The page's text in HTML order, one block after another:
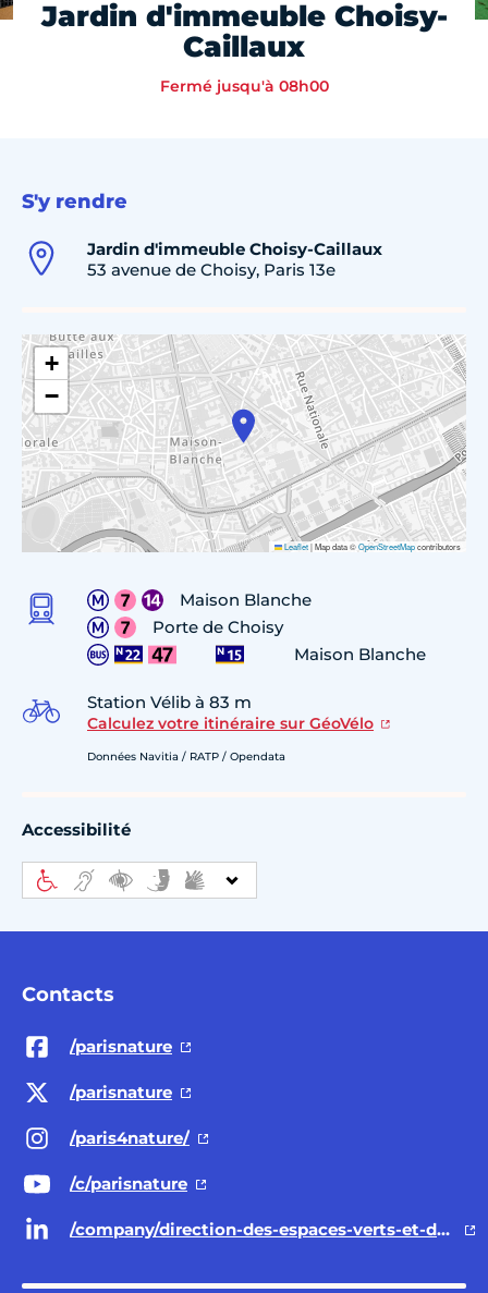
Jardin d'immeuble Choisy-
Caillaux
Fermé jusqu'à 08h00
S'y rendre
Jardin d'immeuble Choisy-Caillaux
53 avenue de Choisy, Paris 13e
+
−
Leaflet|Map data ©OpenStreetMapcontributors
Maison Blanche
Porte de Choisy
Maison Blanche
Station Vélib à 83 m
Calculez votre itinéraire sur GéoVélo
Données Navitia / RATP / Opendata
Accessibilité
Contacts
/parisnature
/parisnature
/paris4nature/
/c/parisnature
/company/direction-des-espaces-verts-et-de-l-environnement-ville-de-paris/